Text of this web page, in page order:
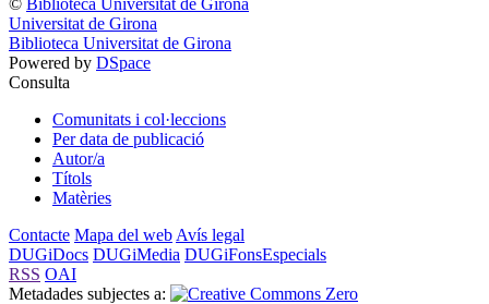
Universitat de Girona
Biblioteca Universitat de Girona
Powered by DSpace
Consulta
Comunitats i col·leccions
Per data de publicació
Autor/a
Títols
Matèries
Contacte Mapa del web Avís legal
DUGiDocs DUGiMedia DUGiFonsEspecials
RSS OAI
Metadades subjectes a: